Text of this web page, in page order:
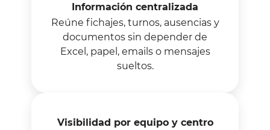
Información centralizada
Reúne fichajes, turnos, ausencias y
documentos sin depender de
Excel, papel, emails o mensajes
sueltos.
Visibilidad por equipo y centro